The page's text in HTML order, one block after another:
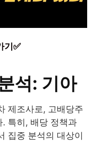
기✅
석: 기아
제조사로, 고배당주
. 특히, 배당 정책과
집중 분석의 대상이